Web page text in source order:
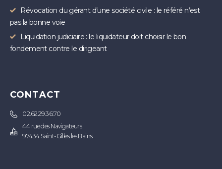
Révocation du gérant d’une société civile : le référé n’est
pas la bonne voie
Liquidation judiciaire : le liquidateur doit choisir le bon
fondement contre le dirigeant
CONTACT
02.62.29.36.70
44 rue des Navigateurs
97434 Saint-Gilles les Bains